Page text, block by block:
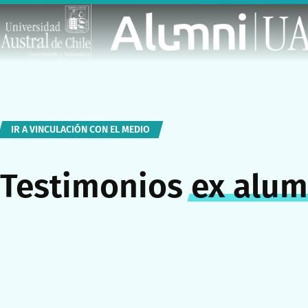
IR A VINCULACIÓN CON EL MEDIO
Testimoniosex